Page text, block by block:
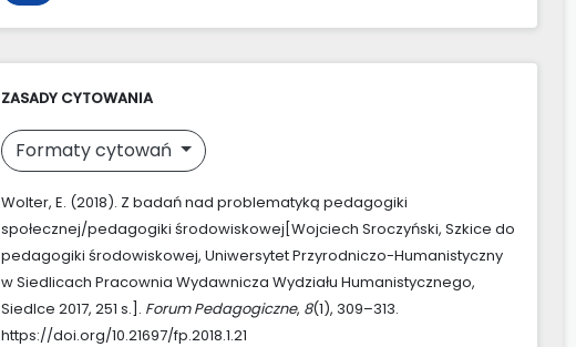
ZASADY CYTOWANIA
Formaty cytowań
Wolter, E. (2018). Z badań nad problematyką pedagogiki
społecznej/pedagogiki środowiskowej[Wojciech Sroczyński, Szkice do
pedagogiki środowiskowej, Uniwersytet Przyrodniczo-Humanistyczny
w Siedlicach Pracownia Wydawnicza Wydziału Humanistycznego,
Siedlce 2017, 251 s.]. Forum Pedagogiczne, 8(1), 309–313.
https://doi.org/10.21697/fp.2018.1.21